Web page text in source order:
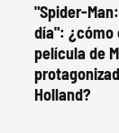
"Spider-
día": ¿cómo
película de
Holland?